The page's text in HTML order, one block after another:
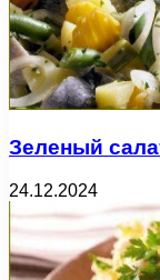
Зеленый
24.12.2024